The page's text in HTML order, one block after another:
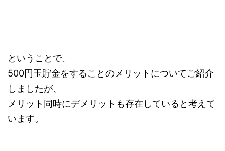
ということで、
500円玉貯金をすることのメリットについてご紹介
しましたが、
メリット同時にデメリットも存在していると考えて
います。